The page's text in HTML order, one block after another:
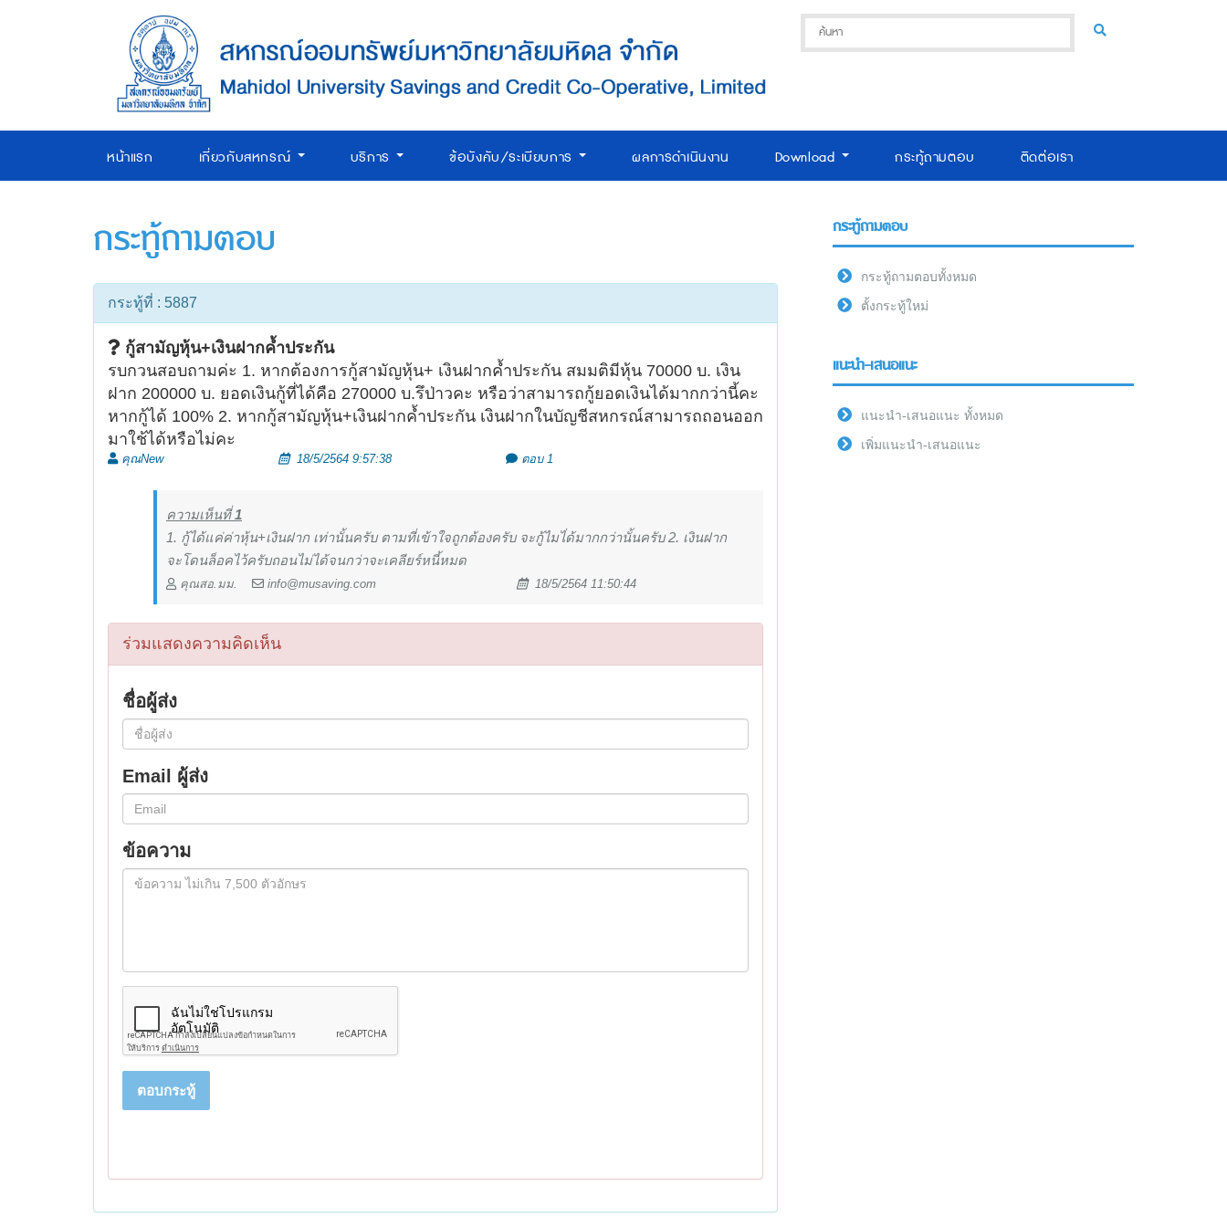
หน้าแรก เกี่ยวกับสหกรณ์ บริการ ข้อบังคับ/ระเบียบการ ผลการดำเนินงาน Download กระทู้ถามตอบ ติดต่อเรา
กระทู้ถามตอบ
กระทู้ที่ : 5887
กู้สามัญหุ้น+เงินฝากค้ำประกัน
รบกวนสอบถามค่ะ 1. หากต้องการกู้สามัญหุ้น+ เงินฝากค้ำประกัน สมมติมีหุ้น 70000 บ. เงิน
ฝาก 200000 บ. ยอดเงินกู้ที่ได้คือ 270000 บ.รึป่าวคะ หรือว่าสามารถกู้ยอดเงินได้มากกว่านี้คะ
หากกู้ได้ 100% 2. หากกู้สามัญหุ้น+เงินฝากค้ำประกัน เงินฝากในบัญชีสหกรณ์สามารถถอนออก
มาใช้ได้หรือไม่คะ
คุณNew 18/5/2564 9:57:38 ตอบ 1
ความเห็นที่1
1. กู้ได้แค่ค่าหุ้น+เงินฝาก เท่านั้นครับ ตามที่เข้าใจถูกต้องครับ จะกู้ไมไ่ด้มากกว่านั้นครับ 2. เงินฝาก
จะโดนล็อคไว้ครับถอนไม่ได้จนกว่าจะเคลียร์หนี้หมด
คุณสอ.มม. info@musaving.com 18/5/2564 11:50:44
ร่วมแสดงความคิดเห็น
ชื่อผู้ส่ง
Email ผู้ส่ง
ข้อความ
ตอบกระทู้
กระทู้ถามตอบ
กระทู้ถามตอบทั้งหมด
ตั้งกระทู้ใหม่
แนะนำ-เสนอแนะ
แนะนำ-เสนอแนะ ทั้งหมด
เพิ่มแนะนำ-เสนอแนะ